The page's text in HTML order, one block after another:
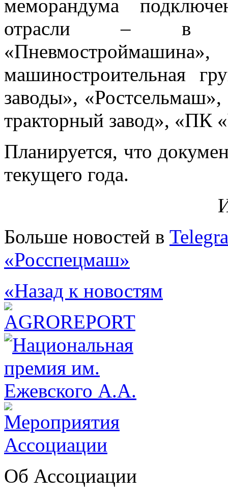
меморандума
отрасли – в
машиностроительная
заводы»,
тракторный завод», «ПК
Планируется, что
текущего года.
Больше новостей в
«Росспецмаш»
«Назад к новостям
Об Ассоциации